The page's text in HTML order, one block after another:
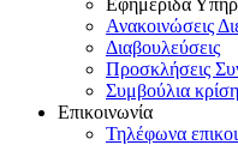
Εφημερίδα
Ανακοινώσεις
Διαβουλεύσεις
Προσκλήσεις
Συμβούλια
Επικοινωνία
Τηλέφωνα